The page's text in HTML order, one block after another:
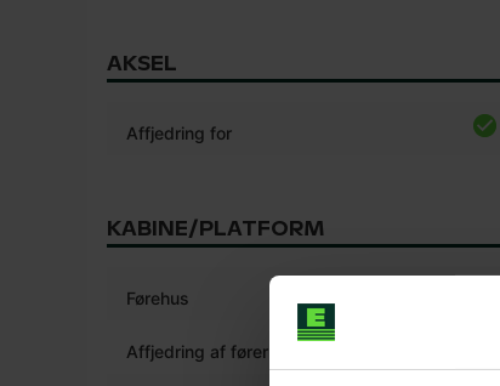
AKSEL
Affjedring for
KABINE/PLATFORM
Førehus
Affjedring af førerhus